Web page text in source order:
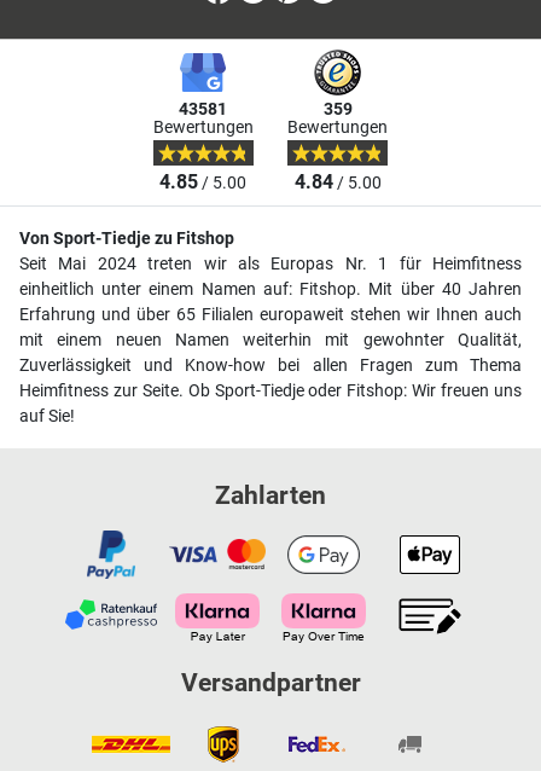
43581
Bewertungen
4.85/ 5.00
359
Bewertungen
4.84/ 5.00
Von Sport-Tiedje zu Fitshop
Seit Mai 2024 treten wir als Europas Nr. 1 für Heimfitness
einheitlich unter einem Namen auf: Fitshop. Mit über 40 Jahren
Erfahrung und über 65 Filialen europaweit stehen wir Ihnen auch
mit einem neuen Namen weiterhin mit gewohnter Qualität,
Zuverlässigkeit und Know-how bei allen Fragen zum Thema
Heimfitness zur Seite. Ob Sport-Tiedje oder Fitshop: Wir freuen uns
auf Sie!
Zahlarten
Versandpartner